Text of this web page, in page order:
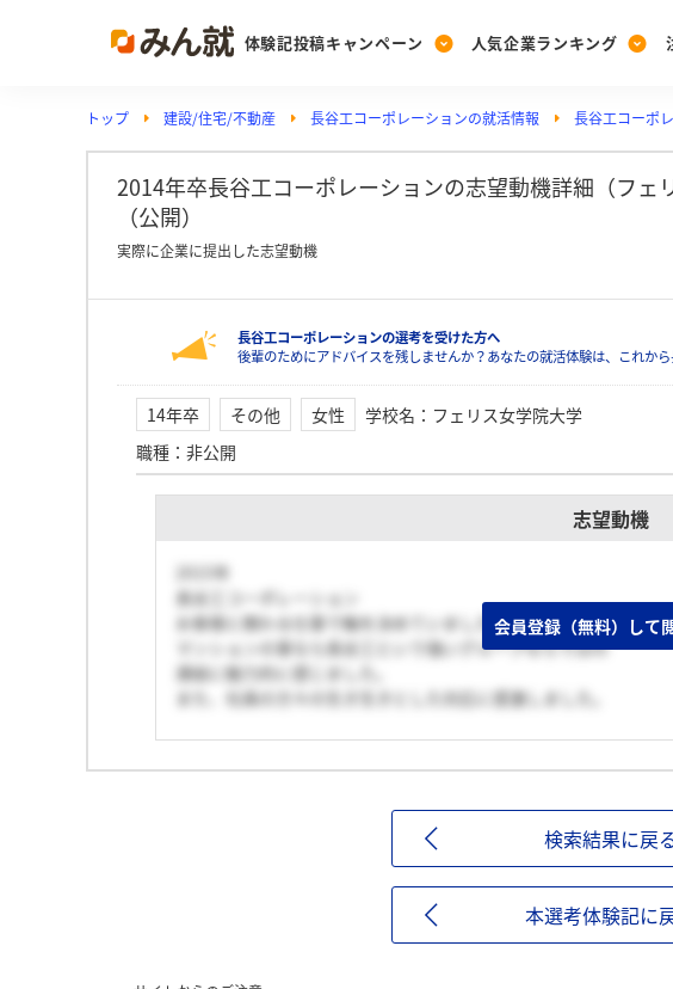
体験記投稿キャンペーン
Post
投稿する
[27
人気企業ランキング
Ranking
ランキングを見る
PickUp
注目の企業特集
動画で知ろう！業界・企業研究
トップ 建設/住宅/不動産 長谷工コーポレーションの就活情報 長谷工コーポ
2014年卒長谷工コーポレーションの志望動機詳細（フェ
（公開）
実際に企業に提出した志望動機
長谷工コーポレーションの選考を受けた方へ
後輩のためにアドバイスを残しませんか？あなたの就活体験は、これか
14年卒 その他 女性 学校名 ： フェリス女学院大学
職種 ： 非公開
志望動機
2015年
長谷工コーポレーション
お客様と関わる仕事で軸を決めていました。
マンションの事なら長谷工という強いグループならではの
連結に魅力的に感じました。
また、社員の方々の生き生きとした対応に感激しました。
会員登録（無料）して
検索結果に戻
本選考体験記に